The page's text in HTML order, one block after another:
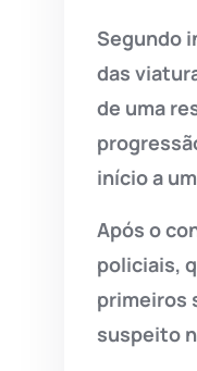
Segundo
das
de uma
início a
Após o
policiais,
primeiros
suspeito